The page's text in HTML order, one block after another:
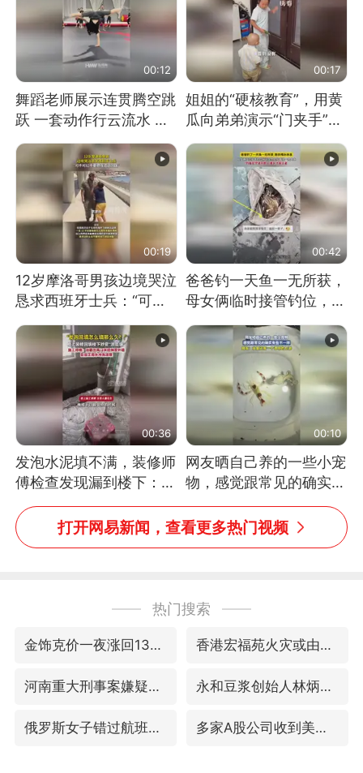
00:12
舞蹈老师展示连贯腾空跳
跃 一套动作行云流水 节
奏感拉满 网友：怎么做
到又舞又武的？
00:17
姐姐的“硬核教育”，用黄
瓜向弟弟演示“门夹手”，
网友：果然言传不如身
教！
00:19
12岁摩洛哥男孩边境哭泣
恳求西班牙士兵：“可不
可以不要把我遣返回国”
00:42
爸爸钓一天鱼一无所获，
母女俩临时接管钓位，用
玩具鱼竿钓上大鱼
00:36
发泡水泥填不满，装修师
傅检查发现漏到楼下：出
风口未延伸到外墙
00:10
网友晒自己养的一些小宠
物，感觉跟常见的确实有
些不一样
打开网易新闻，查看更多热门视频
热门搜索
金饰克价一夜涨回1300元 香港宏福苑火灾或由烟头引起
河南重大刑事案嫌疑人落网 永和豆浆创始人林炳生逝世
俄罗斯女子错过航班闯停机坪拦飞机 多家A股公司收到美国关税退款